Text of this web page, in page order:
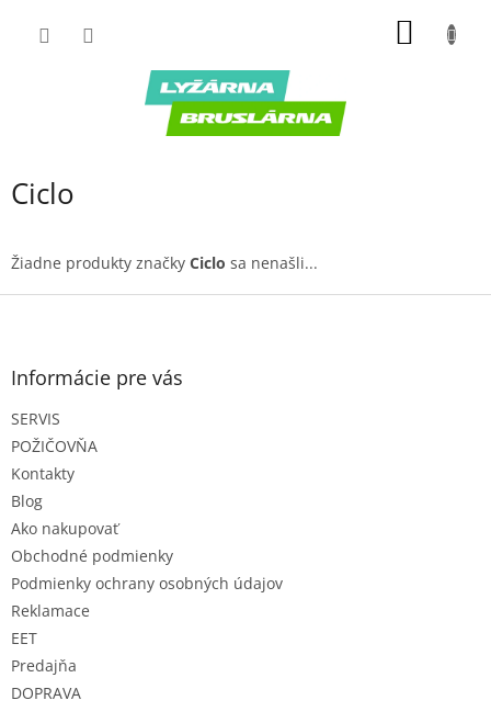
Ciclo
Žiadne produkty značky Ciclo sa nenašli...
Z
Informácie pre vás
SERVIS
POŽIČOVŇA
Kontakty
Blog
Ako nakupovať
Obchodné podmienky
Podmienky ochrany osobných údajov
Reklamace
EET
Predajňa
DOPRAVA